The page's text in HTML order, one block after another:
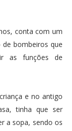
conta com um
bombeiros que
as funções de
e no antigo
tinha que ser
a sopa, sendo os